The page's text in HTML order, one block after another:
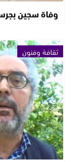
وفاة سجين
ثقافة وفنون